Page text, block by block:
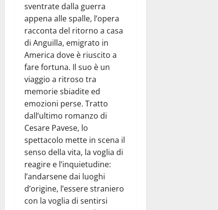
sventrate dalla guerra
appena alle spalle, l’opera
racconta del ritorno a casa
di Anguilla, emigrato in
America dove è riuscito a
fare fortuna. Il suo è un
viaggio a ritroso tra
memorie sbiadite ed
emozioni perse. Tratto
dall’ultimo romanzo di
Cesare Pavese, lo
spettacolo mette in scena il
senso della vita, la voglia di
reagire e l’inquietudine:
l’andarsene dai luoghi
d’origine, l’essere straniero
con la voglia di sentirsi